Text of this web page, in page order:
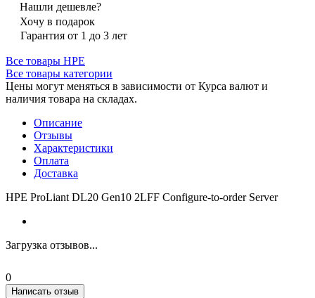
Нашли дешевле?
Хочу в подарок
Гарантия от 1 до 3 лет
Все товары HPE
Все товары категории
Цены могут меняться в зависимости от Курса валют и
наличия товара на складах.
Описание
Отзывы
Характеристики
Оплата
Доставка
HPE ProLiant DL20 Gen10 2LFF Configure-to-order Server
Загрузка отзывов...
0
Написать отзыв